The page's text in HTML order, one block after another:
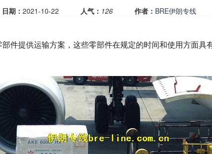
日期： 2021-10-22 人气： 126 作者： BRE伊朗专线
件提供运输方案，这些零部件在规定的时间和使用方面具